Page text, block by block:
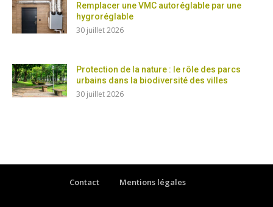
Remplacer une VMC autoréglable par une
hygroréglable
30 juillet 2026
Protection de la nature : le rôle des parcs
urbains dans la biodiversité des villes
30 juillet 2026
Contact Mentions légales